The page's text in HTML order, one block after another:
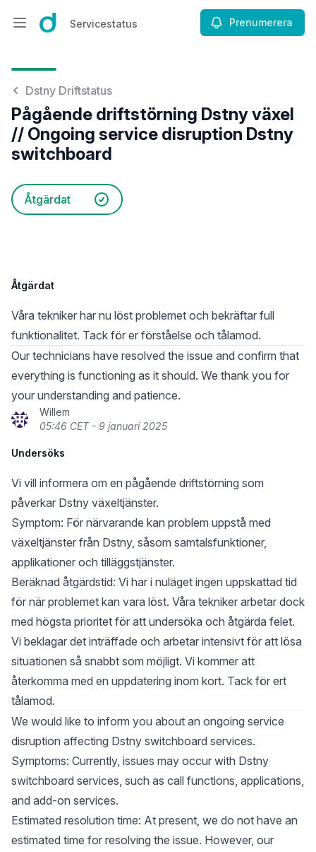
Öppna huvudmenyn
Servicestatus Prenumerera
Dstny Driftstatus
Pågående driftstörning Dstny växel
// Ongoing service disruption Dstny
switchboard
Åtgärdat
Åtgärdat
Våra tekniker har nu löst problemet och bekräftar full
funktionalitet. Tack för er förståelse och tålamod.
Our technicians have resolved the issue and confirm that
everything is functioning as it should. We thank you for
your understanding and patience.
Willem
05:46 CET - 9 januari 2025
Undersöks
Vi vill informera om en pågående driftstörning som
påverkar Dstny växeltjänster.
Symptom: För närvarande kan problem uppstå med
växeltjänster från Dstny, såsom samtalsfunktioner,
applikationer och tilläggstjänster.
Beräknad åtgärdstid: Vi har i nuläget ingen uppskattad tid
för när problemet kan vara löst. Våra tekniker arbetar dock
med högsta prioritet för att undersöka och åtgärda felet.
Vi beklagar det inträffade och arbetar intensivt för att lösa
situationen så snabbt som möjligt. Vi kommer att
återkomma med en uppdatering inom kort. Tack för ert
tålamod.
We would like to inform you about an ongoing service
disruption affecting Dstny switchboard services.
Symptoms: Currently, issues may occur with Dstny
switchboard services, such as call functions, applications,
and add-on services.
Estimated resolution time: At present, we do not have an
estimated time for resolving the issue. However, our